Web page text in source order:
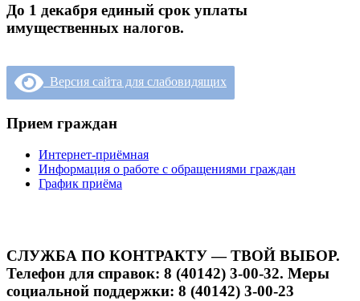
До 1 декабря единый срок уплаты
имущественных налогов.
Версия сайта для слабовидящих
Прием граждан
Интернет-приёмная
Информация о работе с обращениями граждан
График приёма
СЛУЖБА ПО КОНТРАКТУ — ТВОЙ ВЫБОР.
Телефон для справок: 8 (40142) 3-00-32. Меры
социальной поддержки: 8 (40142) 3-00-23